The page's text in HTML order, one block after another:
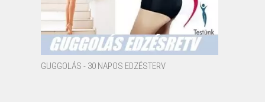
GUGGOLÁS - 30 NAPOS EDZÉSTERV